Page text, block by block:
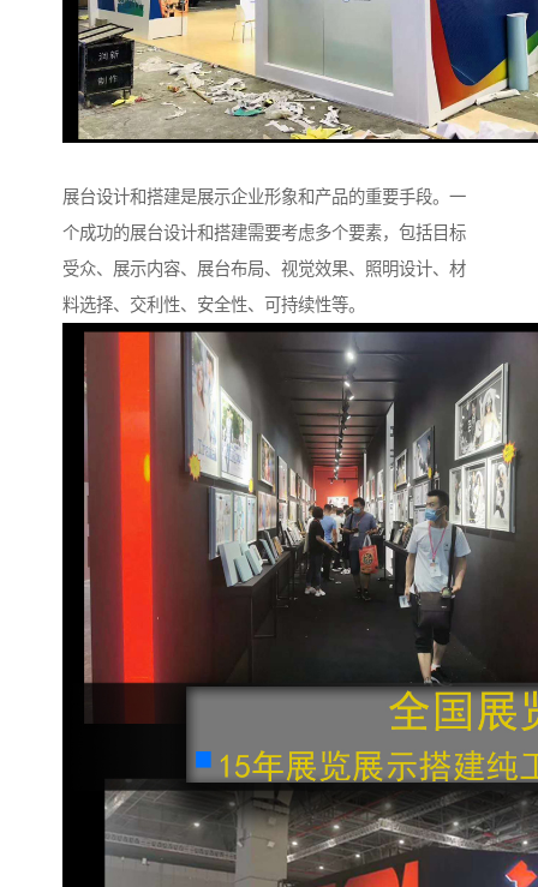
展台设计和搭建是展示企业形象和产品的重要手段。一
个成功的展台设计和搭建需要考虑多个要素，包括目标
受众、展示内容、展台布局、视觉效果、照明设计、材
料选择、交利性、安全性、可持续性等。